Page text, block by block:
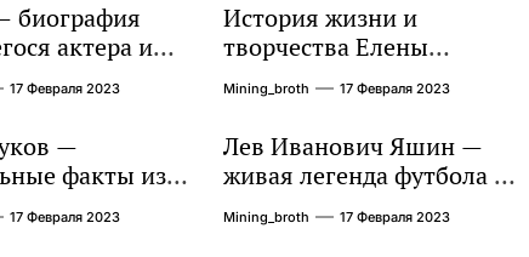
биография
актера и
певца, чья
миллионы
17 Февраля 2023
История жизни и
творчества Елены
Дубровской — биография,
достижения, интересные
факты
Mining_broth 17 Февраля 2023
—
факты из
и личной
17 Февраля 2023
Лев Иванович Яшин —
живая легенда футбола —
его биография,
впечатляющие
Mining_broth 17 Февраля 2023